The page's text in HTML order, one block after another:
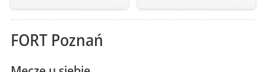
FORT Poznań